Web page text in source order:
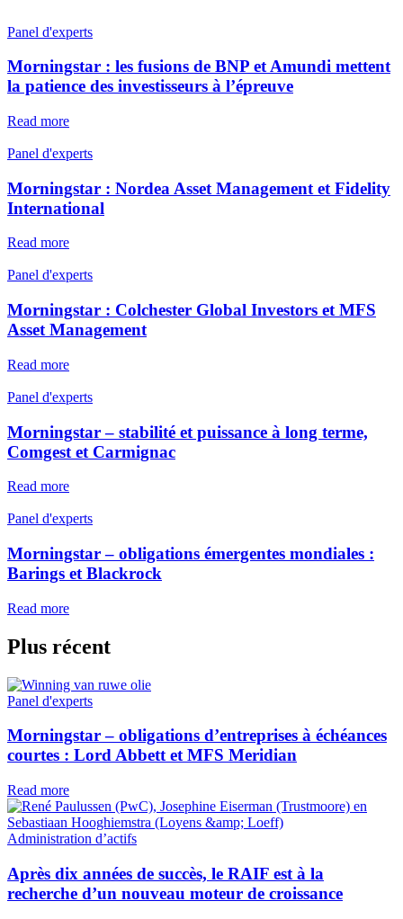
Panel d'experts
Morningstar : les fusions de BNP et Amundi mettent
la patience des investisseurs à l’épreuve
Read more
Panel d'experts
Morningstar : Nordea Asset Management et Fidelity
International
Read more
Panel d'experts
Morningstar : Colchester Global Investors et MFS
Asset Management
Read more
Panel d'experts
Morningstar – stabilité et puissance à long terme,
Comgest et Carmignac
Read more
Panel d'experts
Morningstar – obligations émergentes mondiales :
Barings et Blackrock
Read more
Plus récent
Panel d'experts
Morningstar – obligations d’entreprises à échéances
courtes : Lord Abbett et MFS Meridian
Read more
Administration d’actifs
Après dix années de succès, le RAIF est à la
recherche d’un nouveau moteur de croissance